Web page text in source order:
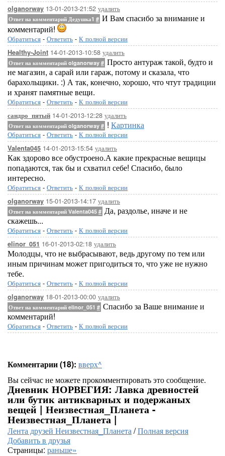
olganorway 13-01-2013-21:52 удалить
Ответ на комментарий Дедушка1 # И Вам спасибо за внимание и
комментарий!
Обратиться - Ответить - К полной версии
Healthy-Joint 14-01-2013-10:58 удалить
Ответ на комментарий olganorway # Просто антураж такой, будто и
не магазин, а сарай или гараж, потому и сказала, что
барахольщики. :) А так, конечно, хорошо, что чтут традиции
и хранят памятные вещи.
Обратиться - Ответить - К полной версии
сандро_пятый 14-01-2013-12:28 удалить
Ответ на комментарий olganorway # ! Картинка
Обратиться - Ответить - К полной версии
Valenta045 14-01-2013-15:54 удалить
Как здорово все обустроено.А какие прекрасные вещицы
попадаются, так бы и схватил себе! Спасибо, было
интересно.
Обратиться - Ответить - К полной версии
olganorway 15-01-2013-14:17 удалить
Ответ на комментарий Valenta045 # Да, раздолье, иначе и не
скажешь...
Обратиться - Ответить - К полной версии
elinor_051 16-01-2013-02:18 удалить
Молодцы, что не выбрасывают, ведь другому по тем или
иным причинам может пригодиться то, что уже не нужно
тебе.
Обратиться - Ответить - К полной версии
olganorway 18-01-2013-00:00 удалить
Ответ на комментарий elinor_051 # Спасибо за Ваше внимание и
комментарий!
Обратиться - Ответить - К полной версии
Комментарии (18): вверх^
Вы сейчас не можете прокомментировать это сообщение.
Дневник НОРВЕГИЯ: Лавка древностей
или бутик антикварных и подержаных
вещей | Неизвестная_Планета -
Неизвестная_Планета |
Лента друзей Неизвестная_Планета/Полная версия
Добавить в друзья
Страницы: раньше»